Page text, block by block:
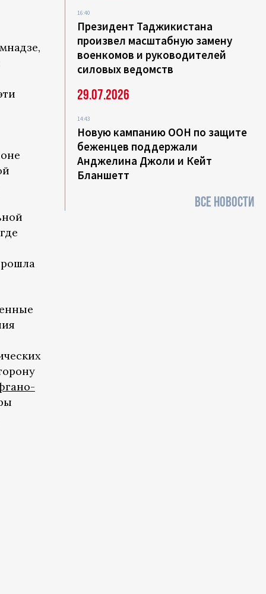
16:40
Президент Таджикистана
произвел масштабную замену
военкомов и руководителей
силовых ведомств
29.07.2026
14:43
Новую кампанию ООН по защите
беженцев поддержали
Анджелина Джоли и Кейт
Бланшетт
ВСЕ НОВОСТИ